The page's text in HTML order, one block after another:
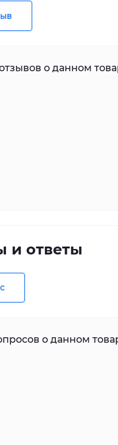
о данном
и ответы
о данном